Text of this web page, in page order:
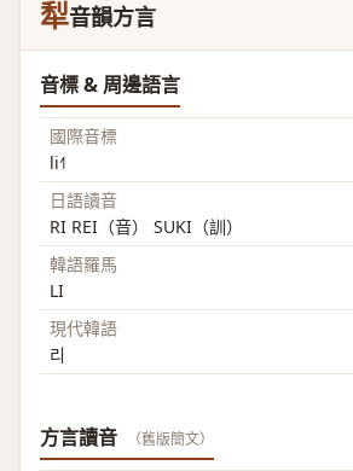
犁音韻方言
音標 & 周邊語言
國際音標
li˧˥
日語讀音
RI REI（音） SUKI（訓）
韓語羅馬
LI
現代韓語
리
方言讀音 （舊版簡文）